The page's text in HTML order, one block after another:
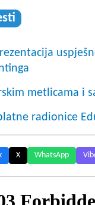
metlicama i
radionice
X WhatsApp